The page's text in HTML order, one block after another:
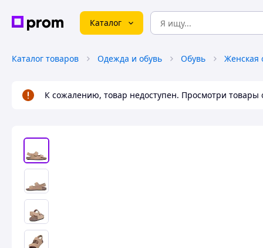
Каталог
Каталог товаров Одежда и обувь Обувь Женская
К сожалению, товар недоступен. Просмотри товары